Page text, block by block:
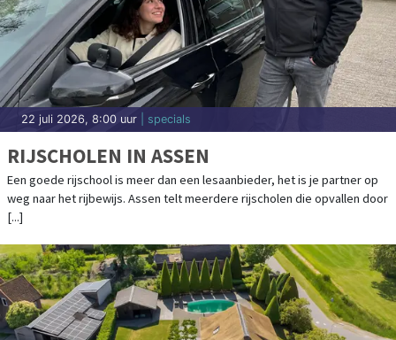
22 juli 2026, 8:00 uur | specials
RIJSCHOLEN IN ASSEN
Een goede rijschool is meer dan een lesaanbieder, het is je partner op
weg naar het rijbewijs. Assen telt meerdere rijscholen die opvallen door
[...]